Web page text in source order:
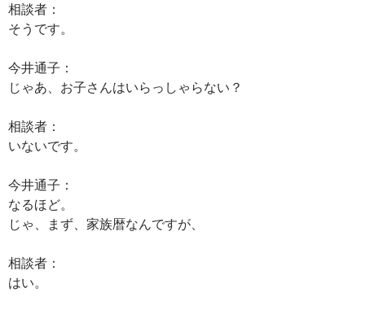
相談者：
そうです。
今井通子：
じゃあ、お子さんはいらっしゃらない？
相談者：
いないです。
今井通子：
なるほど。
じゃ、まず、家族暦なんですが、
相談者：
はい。